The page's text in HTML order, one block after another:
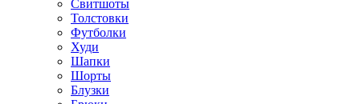
Свитшоты
Толстовки
Футболки
Худи
Шапки
Шорты
Блузки